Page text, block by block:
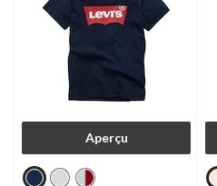
Aperçu